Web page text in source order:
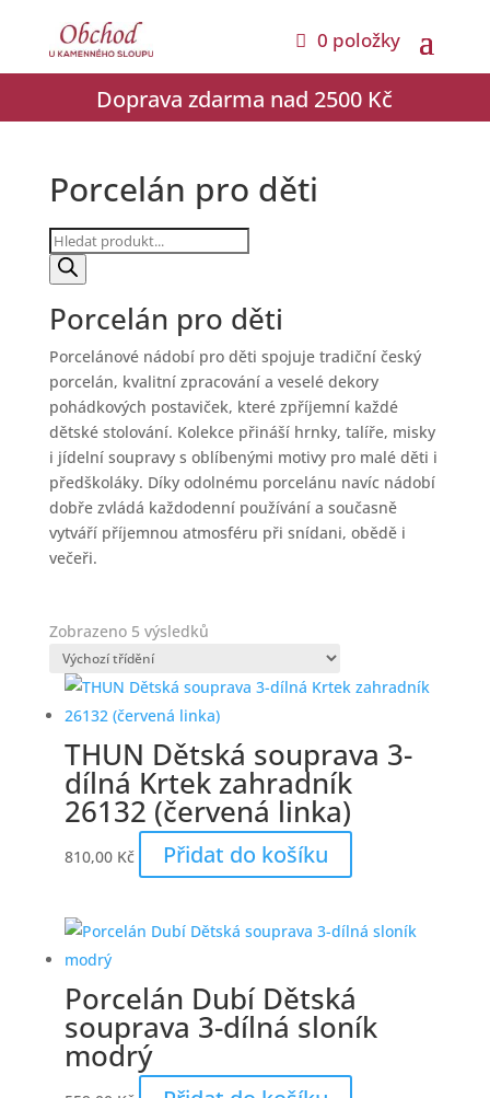
0 položky
Doprava zdarma nad 2500 Kč
Porcelán pro děti
Products
search
Porcelán pro děti
Porcelánové nádobí pro děti spojuje tradiční český
porcelán, kvalitní zpracování a veselé dekory
pohádkových postaviček, které zpříjemní každé
dětské stolování. Kolekce přináší hrnky, talíře, misky
i jídelní soupravy s oblíbenými motivy pro malé děti i
předškoláky. Díky odolnému porcelánu navíc nádobí
dobře zvládá každodenní používání a současně
vytváří příjemnou atmosféru při snídani, obědě i
večeři.
Zobrazeno 5 výsledků
THUN Dětská souprava 3-
dílná Krtek zahradník
26132 (červená linka)
810,00 Kč Přidat do košíku
Porcelán Dubí Dětská
souprava 3-dílná sloník
modrý